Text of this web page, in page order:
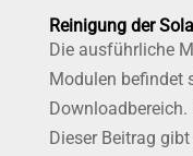
Reinigung der
Die ausführliche
Modulen befindet
Dieser Beitrag